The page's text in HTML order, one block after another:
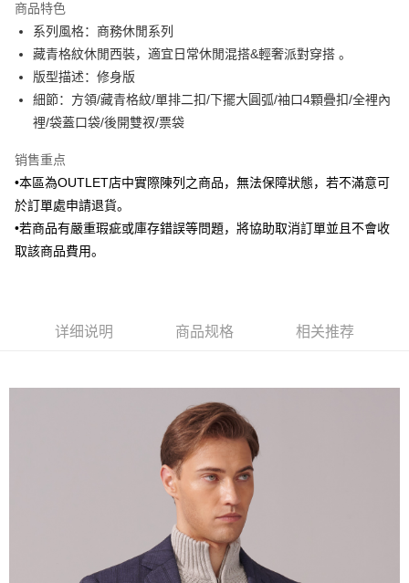
合作金库商业银行
华南商业银行
上海商业储蓄银行
台北富邦商业银行
国泰世华商业银行
台湾中小企业银行
台中商业银行
汇丰（台湾）商业银行
联邦商业银行
元大商业银行
台新国际商业银行
中国信托商业银行
台湾乐天信用卡公司
6期 0利率，每期
华南商业银行
彰化商业银行
上海商业储蓄银行
国泰世华商业银行
兆丰国际商业银行
台湾中小企业银行
联邦商业银行
元大商业银行
永丰商业银行
玉山商业银行
台湾乐天信用卡公司
LINE Pay
Apple Pay
街口支付
悠遊付
Google Pay
AFTEE先享后付
5. 收到商品當下無需繳費，確認無誤後，請再利用繳費通知簡訊或AFTEE
APP於四大便利商店‧ATM/網銀等方式進行付款。
請留意繳費期限為 14 天。唯有下載 AFTEE App 成為 AFTEE 會員者方能享
有最長 45 天內付款之服務。
繳費期限，為商家向您請款的時間，再加上使用AFTEE可延長的天數所計算
出。使用AFTEE下訂可以延長您收到商品前的繳費天數，但無法保證一定能
夠在期限內收到商品(例如:預購商品或預計到貨時間較長者)。因此無論收到
商品與否，仍需要請您在AFTEE規定的時間內完成繳費。
每笔NT$120，满NT$3,000(含以上)免运费
每笔NT$350，满NT$3,500(含以上)免运费
商品特色
系列風格：商務休閒系列
藏青格紋休閒西裝，適宜日常休閒混搭&輕奢派對穿搭 。
版型描述：修身版
細節：方領/藏青格紋/單排二扣/下擺大圓弧/袖口4顆疊扣/全裡內
裡/袋蓋口袋/後開雙衩/票袋
销售重点
•本區為OUTLET店中實際陳列之商品，無法保障狀態，若不滿意可
於訂單處申請退貨。
•若商品有嚴重瑕疵或庫存錯誤等問題，將協助取消訂單並且不會收
取該商品費用。
详细说明 商品规格 相关推荐